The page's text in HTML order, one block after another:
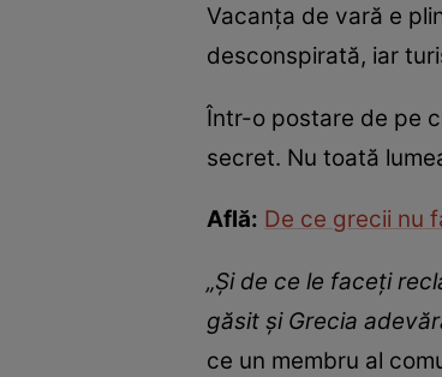
Vacanța de vară e
desconspirată, iar
Într-o postare de pe
secret. Nu toată
Află: De ce grecii nu
„Și de ce le faceți
găsit și Grecia
ce un membru al